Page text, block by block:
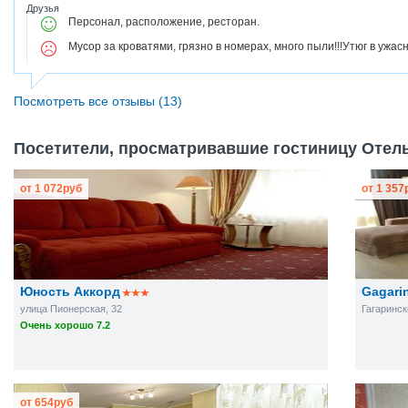
Друзья
Персонал, расположение, ресторан.
Мусор за кроватями, грязно в номерах, много пыли!!!Утюг в
Посмотреть все отзывы (13)
Посетители, просматривавшие гостиницу
Юность Аккорд
улица Пионерская, 32
Очень хорошо 7.2
от 1 072руб от 1 357
от 654руб